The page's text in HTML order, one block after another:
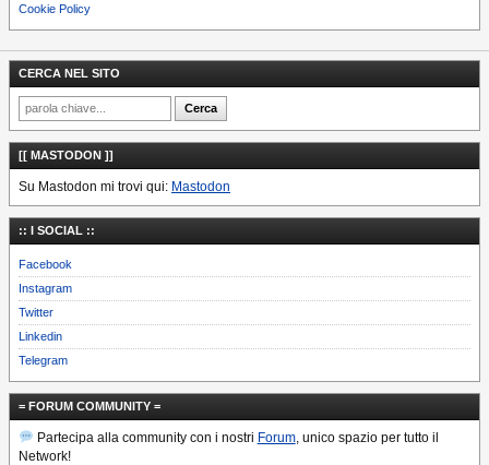
Cookie Policy
CERCA NEL SITO
[[ MASTODON ]]
Su Mastodon mi trovi qui: Mastodon
:: I SOCIAL ::
Facebook
Instagram
Twitter
Linkedin
Telegram
= FORUM COMMUNITY =
Partecipa alla community con i nostri Forum, unico spazio per tutto il
Network!